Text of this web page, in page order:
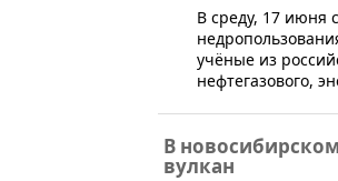
​В среду, 17 июня
учёные из
нефтегазового,
В
вулкан